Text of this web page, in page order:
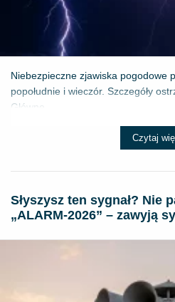
Niebezpieczne zjawiska pogodowe
popołudnie i wieczór. Szczegóły
Główne ...
Czytaj
Słyszysz ten sygnał? Nie
„ALARM-2026” – zawyją